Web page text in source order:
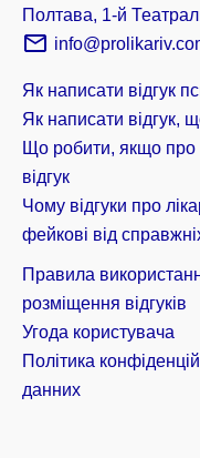
Полтава, 1-й
Як написати відгук
Як написати відгук,
Що робити, якщо
відгук
Чому відгуки про
фейкові від
Правила
розміщення відгуків
Угода користувача
Політика
данних